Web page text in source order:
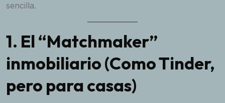
sencilla.
1. El “Matchmaker”
inmobiliario (Como Tinder,
pero para casas)